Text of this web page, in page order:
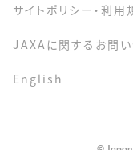
サイトポリシー・利用
JAXAに関するお問
English